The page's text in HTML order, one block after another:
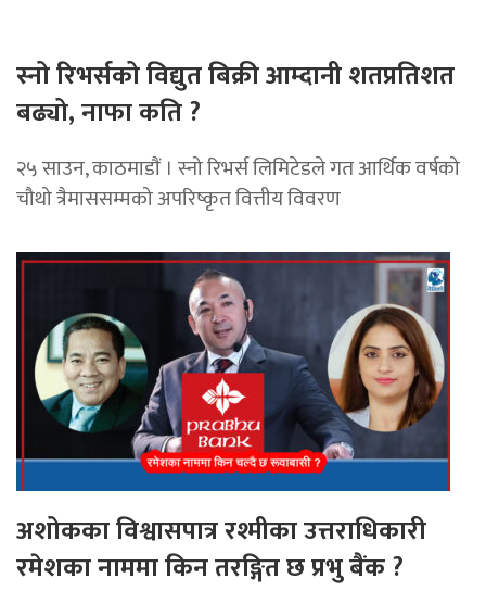
स्नो रिभर्सको विद्युत बिक्री आम्दानी शतप्रतिशत
बढ्यो, नाफा कति ?
२५ साउन, काठमाडाैं । स्नो रिभर्स लिमिटेडले गत आर्थिक वर्षको
चौथो त्रैमाससम्मको अपरिष्कृत वित्तीय विवरण
अशोकका विश्वासपात्र रश्मीका उत्तराधिकारी
रमेशका नाममा किन तरङ्गित छ प्रभु बैंक ?